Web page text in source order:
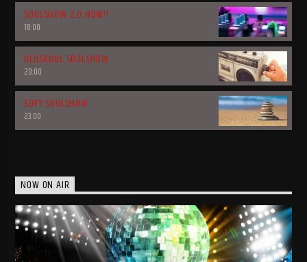
SOULSHOW 2.0 NOW!!
18:00
OLDSKOOL SOULSHOW
20:00
SOFT SOULSHOW
23:00
NOW ON AIR